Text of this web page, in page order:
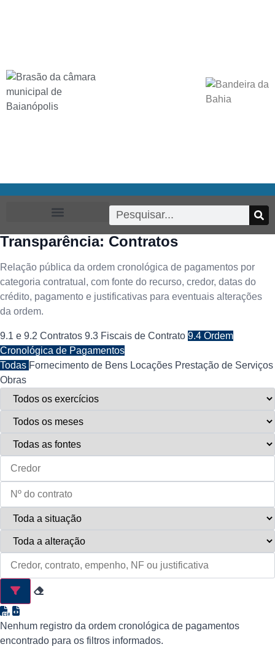
Transparência: Contratos
Relação pública da ordem cronológica de pagamentos por
categoria contratual, com fonte do recurso, credor, datas do
crédito, pagamento e justificativas para eventuais alterações
da ordem.
9.1 e 9.2 Contratos 9.3 Fiscais de Contrato 9.4 Ordem
Cronológica de Pagamentos
Todas Fornecimento de Bens Locações Prestação de Serviços
Obras
Nenhum registro da ordem cronológica de pagamentos
encontrado para os filtros informados.